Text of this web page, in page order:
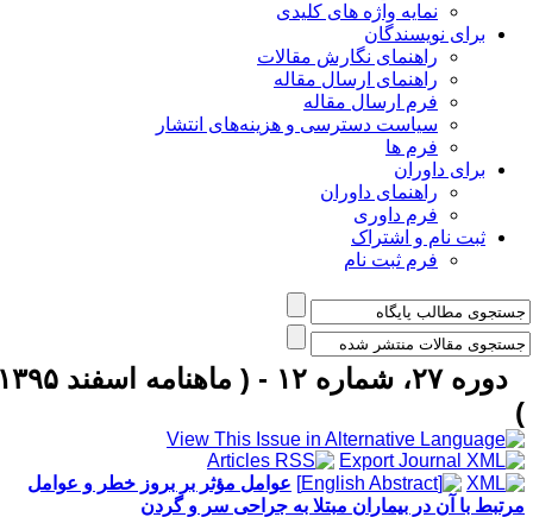
نمایه واژه های کلیدی
برای نویسندگان
راهنمای نگارش مقالات
راهنمای ارسال مقاله
فرم ارسال مقاله
سیاست دسترسی و هزینه‌های انتشار
فرم ها
برای داوران
راهنمای داوران
فرم داوری
ثبت نام و اشتراک
فرم ثبت نام
دوره ۲۷، شماره ۱۲ - ( ماهنامه اسفند ۱۳۹۵
عوامل مؤثر بر بروز خطر و عوامل
با آن در بیماران مبتلا به جراحی سر و گردن